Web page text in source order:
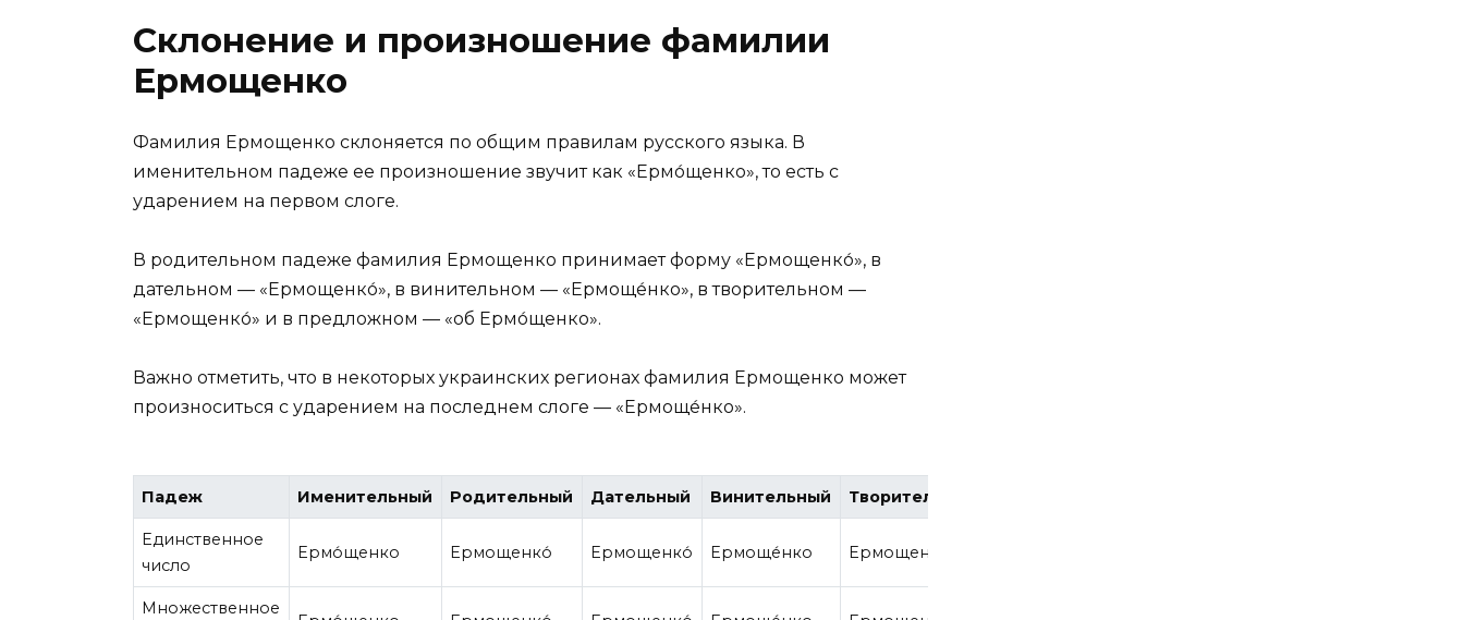
Склонение и произношение фамилии
Ермощенко
Фамилия Ермощенко склоняется по общим правилам русского языка. В
именительном падеже ее произношение звучит как «Ермо́щенко», то есть с
ударением на первом слоге.
В родительном падеже фамилия Ермощенко принимает форму «Ермощенко́», в
дательном — «Ермощенко́», в винительном — «Ермоще́нко», в творительном —
«Ермощенко́» и в предложном — «об Ермо́щенко».
Важно отметить, что в некоторых украинских регионах фамилия Ермощенко может
произноситься с ударением на последнем слоге — «Ермоще́нко».
Падеж Именительный Родительный Дательный Винительный Творительный
Единственное
число
Ермо́щенко Ермощенко́ Ермощенко́ Ермоще́нко Ермощенко́
Множественное